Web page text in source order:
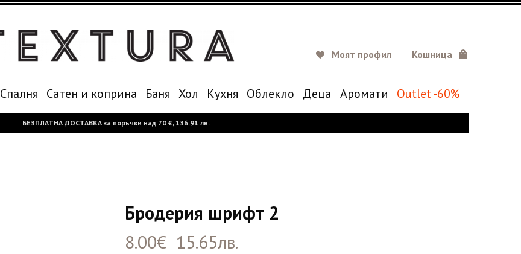
Моят профил Кошница
Спалня Сатен и коприна Баня Хол Кухня Oблекло Деца Аромати Outlet -60%
БЕЗПЛАТНА ДОСТАВКА за поръчки над 70 €,136.91 лв.
Бродерия шрифт 2
8.00€ 15.65лв.